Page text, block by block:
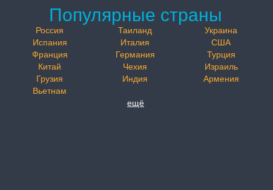
Популярные страны
Россия Таиланд
Украина
Испания
Италия
США
Франция
Германия
Турция
Китай
Чехия
Израиль
Грузия
Индия
Армения
Вьетнам
ещё